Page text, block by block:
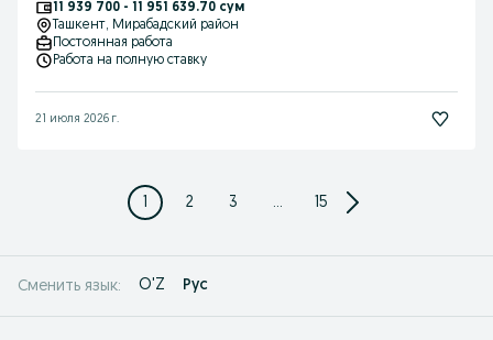
11 939 700 - 11 951 639.70 сум
Ташкент, Мирабадский район
Постоянная работа
Работа на полную ставку
21 июля 2026 г.
1 2 3 ... 15
Сменить язык: O'Z Рус